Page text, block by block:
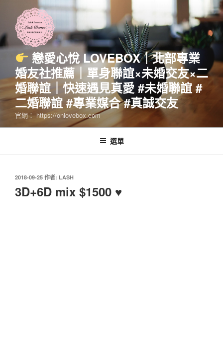
要
戀愛心悅 LOVEBOX｜北部專業
婚友社推薦｜單身聯誼×未婚交友×二
婚聯誼｜快速遇見真愛 #未婚聯誼 #
二婚聯誼 #專業媒合 #真誠交友
官網： https://onlovebox.com
選單
發
於
2018-09-25 作者: LASH
3D+6D mix $1500 ♥